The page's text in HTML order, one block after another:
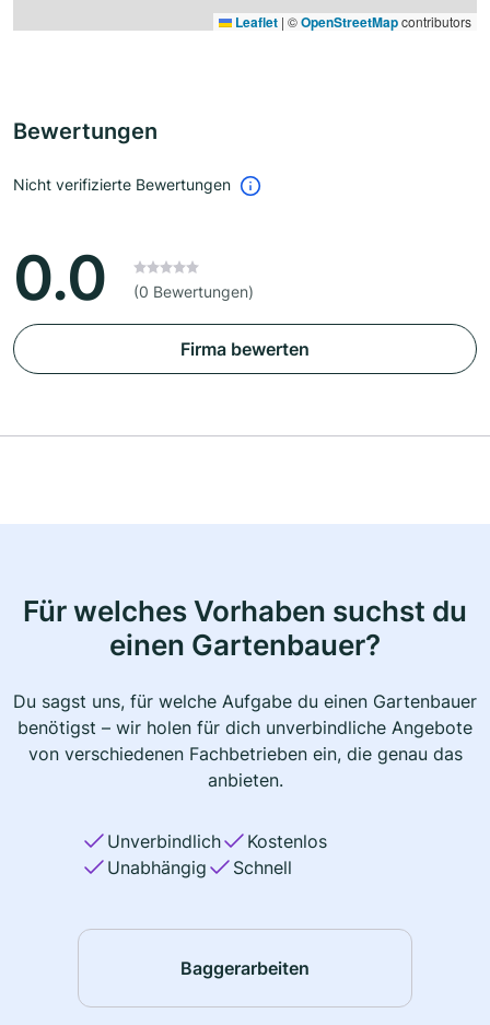
Leaflet | ©OpenStreetMapcontributors
Bewertungen
Nicht verifizierte Bewertungen
0.0 (0 Bewertungen)
Firma bewerten
Für welches Vorhaben suchst du
einen Gartenbauer?
Du sagst uns, für welche Aufgabe du einen Gartenbauer
benötigst – wir holen für dich unverbindliche Angebote
von verschiedenen Fachbetrieben ein, die genau das
anbieten.
Unverbindlich
Kostenlos
Unabhängig
Schnell
Baggerarbeiten